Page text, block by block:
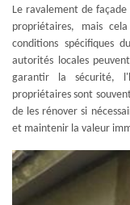
Le ravalement de
propriétaires, mais
conditions spécifiques
autorités locales
garantir la sécurité,
propriétaires sont
de les rénover si
et maintenir la valeur